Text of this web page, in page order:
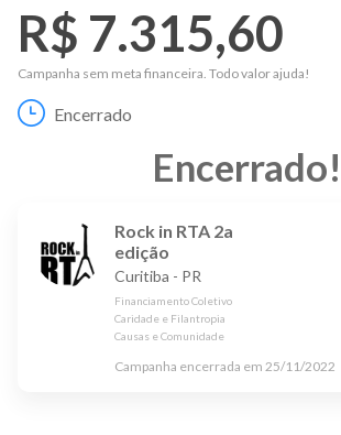
R$ 7.315,60
Campanha sem meta financeira. Todo valor ajuda!
Encerrado
Encerrado!
Rock in RTA 2a
edição
Curitiba - PR
Financiamento Coletivo
Caridade e Filantropia
Causas e Comunidade
Campanha encerrada em 25/11/2022